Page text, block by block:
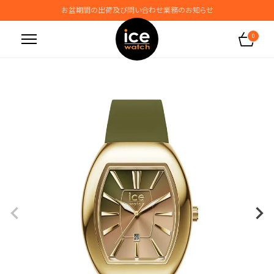
お盆期間の出荷及び問い合わせ業務のお知らせ
地震の影響によるお届けに関するお知らせ
無料ギフトラッピングサービス受付中
0